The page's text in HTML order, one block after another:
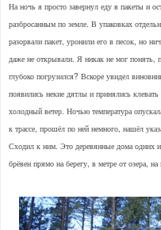
На ночь я просто завернул еду в пакеты и
разбросанным по земле. В упаковках
разорвали пакет, уронили его в песок, но
даже не открывали. Я никак не мог понять,
глубоко погрузился? Вскоре увидел
появились некие дятлы и принялись
холодный ветер. Ночью температура
к трассе, прошёл по ней немного, нашёл
Сходил к ним. Это деревянные дома одних
брёвен прямо на берегу, в метре от озера,